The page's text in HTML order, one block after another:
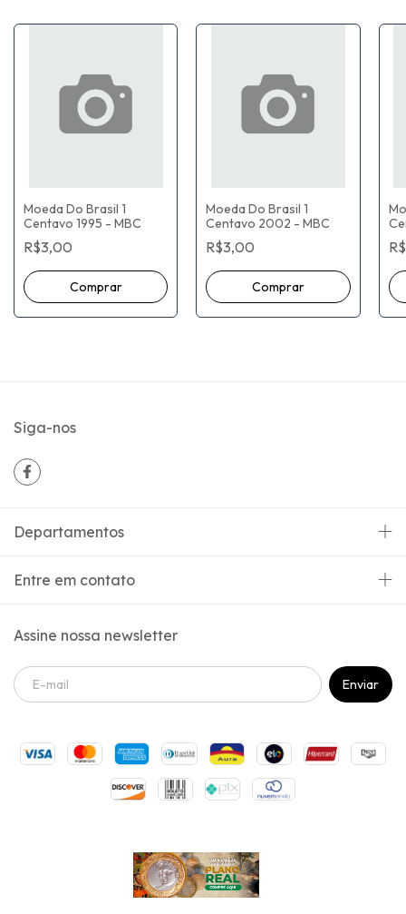
Moeda Do Brasil 1
Centavo 1995 - MBC
R$3,00
Moeda Do Brasil 1
Centavo 2002 - MBC
R$3,00
Siga-nos
Departamentos
Entre em contato
Assine nossa newsletter